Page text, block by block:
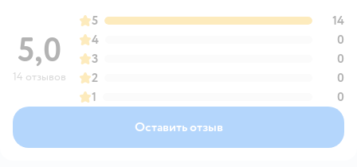
5,0
14 отзывов
5
14
4
0
3
0
2
0
1
0
Оставить отзыв